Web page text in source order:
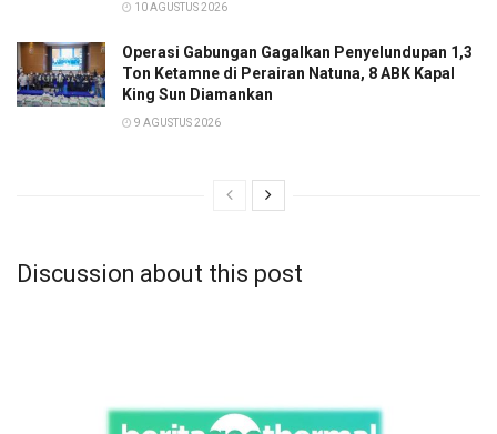
10 AGUSTUS 2026
Operasi Gabungan Gagalkan Penyelundupan 1,3
Ton Ketamne di Perairan Natuna, 8 ABK Kapal
King Sun Diamankan
9 AGUSTUS 2026
Discussion about this post